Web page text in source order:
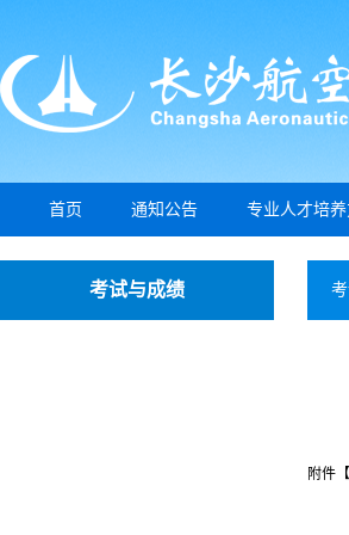
首页 通知公告 专业人才培
考试与成绩
附件【